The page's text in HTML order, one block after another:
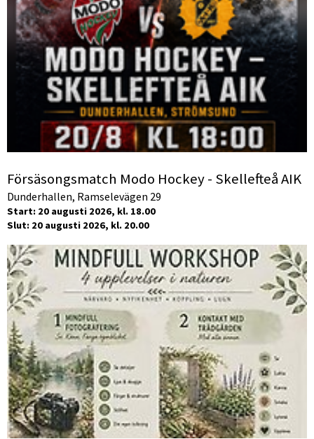
Försäsongsmatch Modo Hockey - Skellefteå AIK
Dunderhallen, Ramselevägen 29
Start: 20 augusti 2026, kl. 18.00
Slut: 20 augusti 2026, kl. 20.00